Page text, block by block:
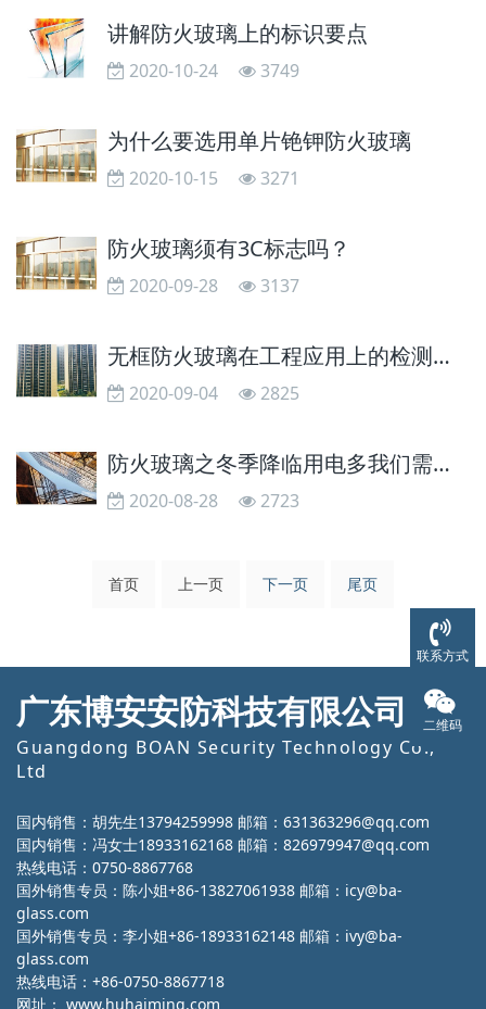
讲解防火玻璃上的标识要点
2020-10-24 3749
为什么要选用单片铯钾防火玻璃
2020-10-15 3271
防火玻璃须有3C标志吗？
2020-09-28 3137
无框防火玻璃在工程应用上的检测和要求
2020-09-04 2825
防火玻璃之冬季降临用电多我们需求有防火认识
2020-08-28 2723
首页 上一页 下一页 尾页
广东博安安防科技有限公司
Guangdong BOAN Security Technology Co.,
Ltd
国内销售：胡先生13794259998 邮箱：631363296@qq.com
国内销售：冯女士18933162168 邮箱：826979947@qq.com
热线电话：0750-8867768
国外销售专员：陈小姐+86-13827061938 邮箱：icy@ba-
glass.com
国外销售专员：李小姐+86-18933162148 邮箱：ivy@ba-
glass.com
热线电话：+86-0750-8867718
网址： www.huhaiming.com
联系方式
二维码